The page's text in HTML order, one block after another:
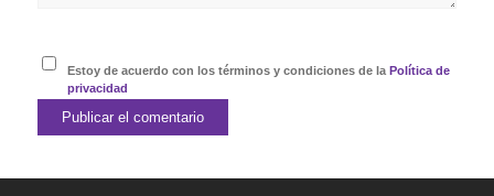
Estoy de acuerdo con los términos y condiciones de laPolítica de
privacidad